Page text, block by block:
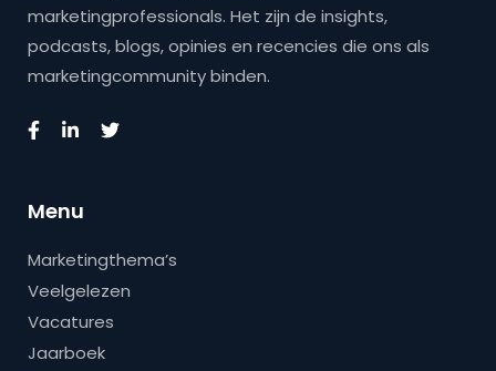
marketingprofessionals. Het zijn de insights,
podcasts, blogs, opinies en recencies die ons als
marketingcommunity binden.
Menu
Marketingthema’s
Veelgelezen
Vacatures
Jaarboek